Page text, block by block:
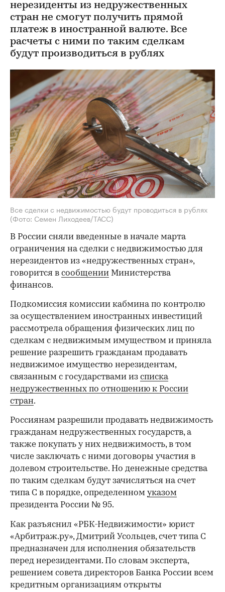
нерезиденты из недружественных
стран не смогут получить прямой
платеж в иностранной валюте. Все
расчеты с ними по таким сделкам
будут производиться в рублях
Все сделки с недвижимостью будут проводиться в рублях
(Фото: Семен Лиходеев/ТАСС)
В России сняли введенные в начале марта
ограничения на сделки с недвижимостью для
нерезидентов из «недружественных стран»,
говорится в сообщении Министерства
финансов.
Подкомиссия комиссии кабмина по контролю
за осуществлением иностранных инвестиций
рассмотрела обращения физических лиц по
сделкам с недвижимым имуществом и приняла
решение разрешить гражданам продавать
недвижимое имущество нерезидентам,
связанным с государствами из списка
недружественных по отношению к России
стран.
Россиянам разрешили продавать недвижимость
гражданам недружественных государств, а
также покупать у них недвижимость, в том
числе заключать с ними договоры участия в
долевом строительстве. Но денежные средства
по таким сделкам будут зачисляться на счет
типа С в порядке, определенном указом
президента России № 95.
Как разъяснил «РБК-Недвижимости» юрист
«Арбитраж.ру», Дмитрий Усольцев, счет типа С
предназначен для исполнения обязательств
перед нерезидентами. По словам эксперта,
решением совета директоров Банка России всем
кредитным организациям открыты